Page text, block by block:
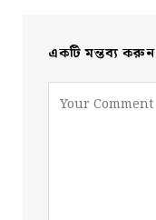
একটি মন্তব্য করুন